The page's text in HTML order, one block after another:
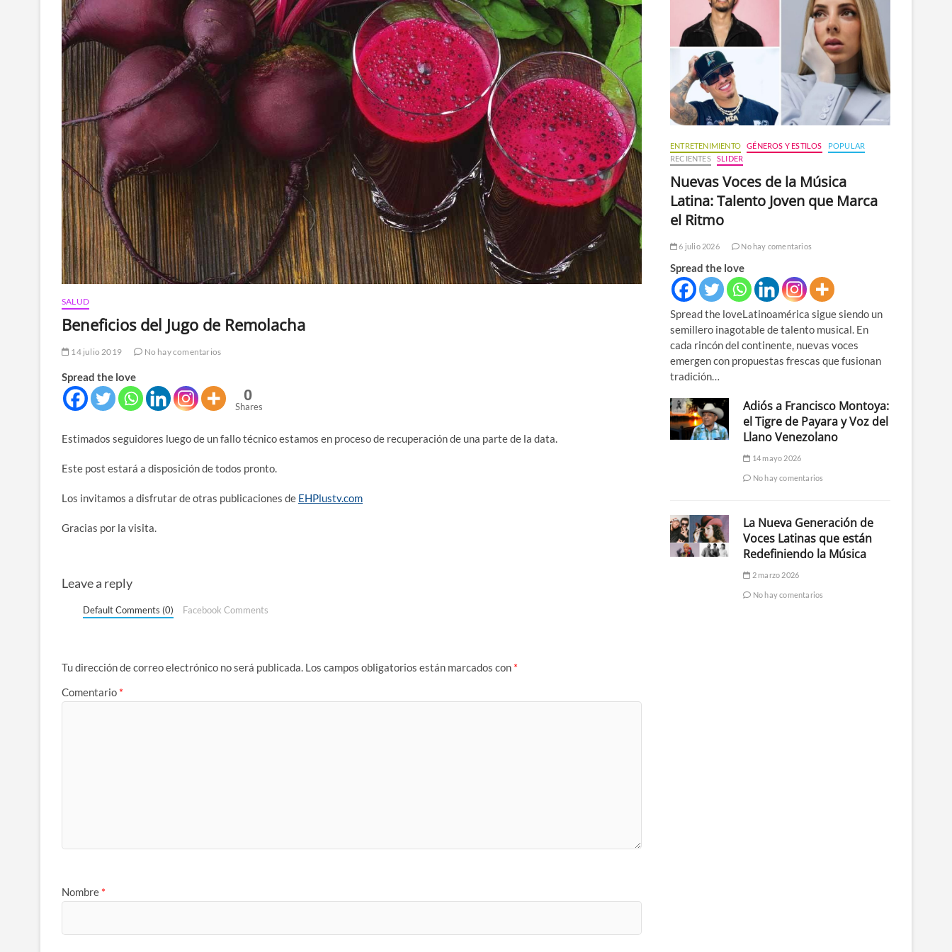
n
ú
SALUD
Beneficios del Jugo de Remolacha
14 julio 2019 No hay comentarios
Spread the love
0
Shares
Estimados seguidores luego de un fallo técnico estamos en proceso de recuperación de una parte de la data.
Este post estará a disposición de todos pronto.
Los invitamos a disfrutar de otras publicaciones de EHPlustv.com
Gracias por la visita.
Leave a reply
Default Comments (0) Facebook Comments
Tu dirección de correo electrónico no será publicada. Los campos obligatorios están marcados con *
Comentario *
Nombre *
ENTRETENIMIENTO GÉNEROS Y ESTILOS
POPULAR
RECIENTES
SLIDER
Nuevas Voces de la Música
Latina: Talento Joven que Marca
el Ritmo
6 julio 2026 No hay comentarios
Spread the love
Spread the loveLatinoamérica sigue siendo un
semillero inagotable de talento musical. En
cada rincón del continente, nuevas voces
emergen con propuestas frescas que fusionan
tradición…
Adiós a Francisco Montoya:
el Tigre de Payara y Voz del
Llano Venezolano
14 mayo 2026
No hay comentarios
La Nueva Generación de
Voces Latinas que están
Redefiniendo la Música
2 marzo 2026
No hay comentarios